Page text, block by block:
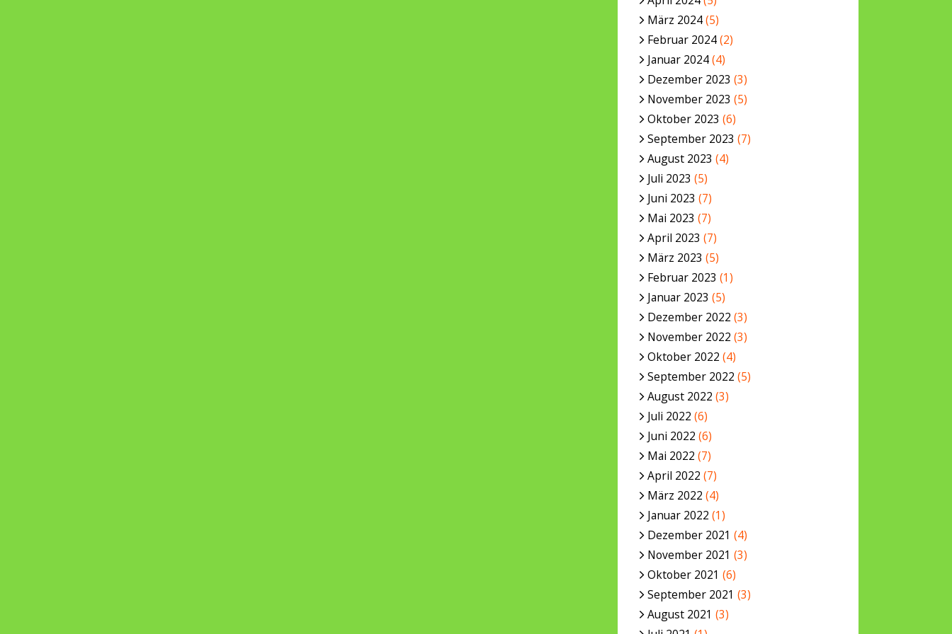
März 2024(5)
Februar 2024(2)
Januar 2024(4)
Dezember 2023 (3)
November 2023 (5)
Oktober 2023 (6)
September 2023 (7)
August 2023 (4)
Juli 2023 (5)
Juni 2023 (7)
Mai 2023 (7)
April 2023 (7)
März 2023 (5)
Februar 2023 (1)
Januar 2023 (5)
Dezember 2022 (3)
November 2022 (3)
Oktober 2022 (4)
September 2022 (5)
August 2022 (3)
Juli 2022 (6)
Juni 2022 (6)
Mai 2022 (7)
April 2022 (7)
März 2022 (4)
Januar 2022 (1)
Dezember 2021 (4)
November 2021 (3)
Oktober 2021 (6)
September 2021 (3)
August 2021 (3)